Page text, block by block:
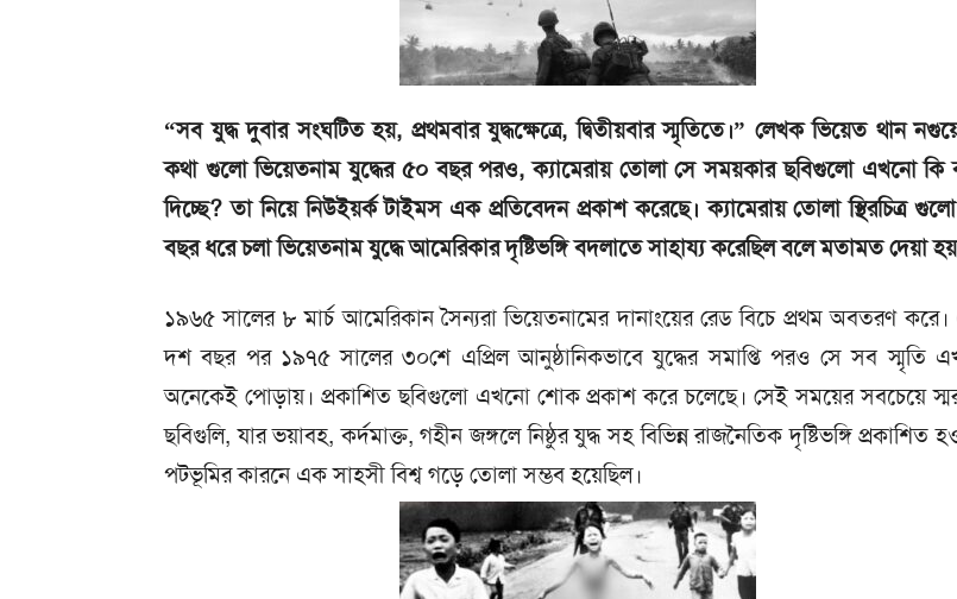
“সব যুদ্ধ দুবার সংঘটিত হয়, প্রথমবার যুদ্ধক্ষেত্রে, দ্বিতীয়বার স্মৃতিতে।” লেখক ভিয়েত থান
কথা গুলো ভিয়েতনাম যুদ্ধের ৫০ বছর পরও, ক্যামেরায় তোলা সে সময়কার ছবিগুলো এখনো কি
দিচ্ছে? তা নিয়ে নিউইয়র্ক টাইমস এক প্রতিবেদন প্রকাশ করেছে। ক্যামেরায় তোলা স্থিরচিত্র
বছর ধরে চলা ভিয়েতনাম যুদ্ধে আমেরিকার দৃষ্টিভঙ্গি বদলাতে সাহায্য করেছিল বলে মতামত দেয়া
১৯৬৫ সালের ৮ মার্চ আমেরিকান সৈন্যরা ভিয়েতনামের দানাংয়ের রেড বিচে প্রথম অবতরণ
দশ বছর পর ১৯৭৫ সালের ৩০শে এপ্রিল আনুষ্ঠানিকভাবে যুদ্ধের সমাপ্তি পরও সে সব স্মৃতি
অনেকেই পোড়ায়। প্রকাশিত ছবিগুলো এখনো শোক প্রকাশ করে চলেছে। সেই সময়ের সবচেয়ে
ছবিগুলি, যার ভয়াবহ, কর্দমাক্ত, গহীন জঙ্গলে নিষ্ঠুর যুদ্ধ সহ বিভিন্ন রাজনৈতিক দৃষ্টিভঙ্গি প্রকাশিত
পটভূমির কারনে এক সাহসী বিশ্ব গড়ে তোলা সম্ভব হয়েছিল।